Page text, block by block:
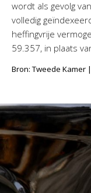
wordt als gevolg
volledig
heffingvrije
59.357, in plaats
Bron: Tweede